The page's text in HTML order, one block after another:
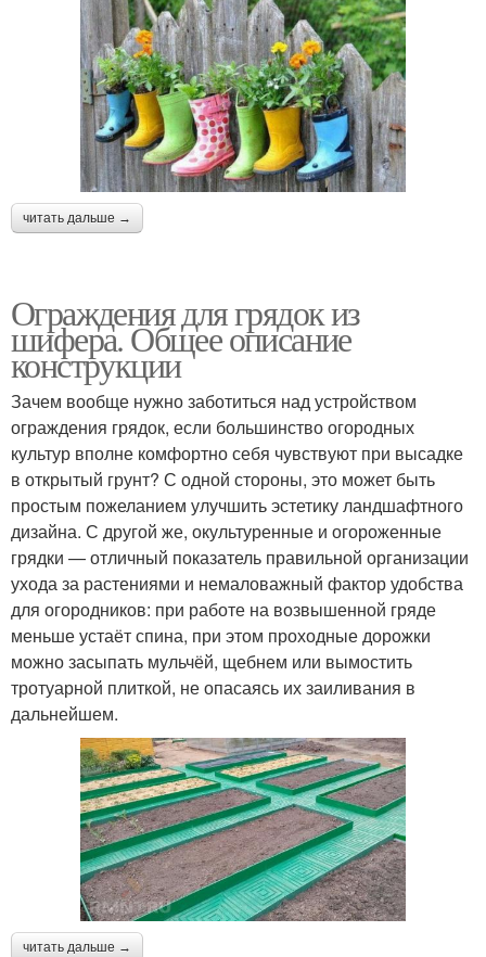
читать дальше →
Ограждения для грядок из
шифера. Общее описание
конструкции
Зачем вообще нужно заботиться над устройством
ограждения грядок, если большинство огородных
культур вполне комфортно себя чувствуют при высадке
в открытый грунт? С одной стороны, это может быть
простым пожеланием улучшить эстетику ландшафтного
дизайна. С другой же, окультуренные и огороженные
грядки — отличный показатель правильной организации
ухода за растениями и немаловажный фактор удобства
для огородников: при работе на возвышенной гряде
меньше устаёт спина, при этом проходные дорожки
можно засыпать мульчёй, щебнем или вымостить
тротуарной плиткой, не опасаясь их заиливания в
дальнейшем.
читать дальше →